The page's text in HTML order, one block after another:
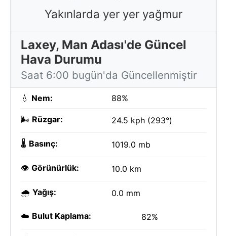
Yakınlarda yer yer yağmur
Laxey, Man Adası'de Güncel
Hava Durumu
Saat 6:00 bugün'da Güncellenmiştir
💧 Nem: 88%
🌬️ Rüzgar: 24.5 kph (293°)
🌡️ Basınç: 1019.0 mb
👁️ Görünürlük: 10.0 km
🌧️ Yağış: 0.0 mm
☁️ Bulut Kaplama: 82%